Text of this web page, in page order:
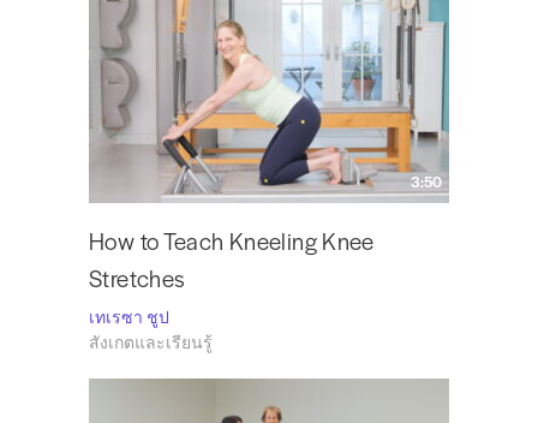
3:50
How to Teach Kneeling Knee
Stretches
เทเรซา ชูป
สังเกตและเรียนรู้